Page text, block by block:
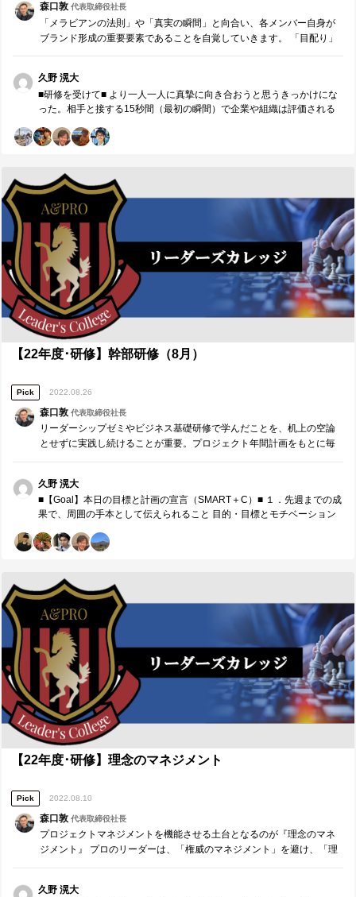
れように、具体的な指示と抽象的な話を織り交ぜながら、組織として
成長していく必要がある。 ３．今後の対策・計画 8～9月に少しずつ実
現することができた、本来目指すべきイベントの姿について、さらに
磨き上げながら時期感ごとに必要なことを盛り込み、実現する。 リー
示しながら、成長する機会を提供できるような伝え方も同時に行って
いき、組織として成長する。 そのために、同セクションのリーダー陣
との認識のすり合わせとこまめな共有は今まで以上に活性化する。
■【周囲への感謝】リーダーやコーチに具体的に感謝したいこと■ 誰か
ら、どのような価値を頂きましたか。（感謝の気持ちも一緒に） ※最
も潜在ニーズにアプローチし、必要であれば耳の痛いこともアドバイ
み） 井上さん、自分が目指す理想の実現のために必要なことについ
て、同じリーダーとしての目線と同時に、メンバーとしての目線から
もコーチングしていただき、双方の目線から必要なことについての手
がかりを提供してくださいました。 ◎鈴木さん、具体的な指示と抽象
的な話し方の使い分けに対する意見や、各メンバーの現状の状態・組
織状態という観点から見て必要なことについてコーチングしていただ
き、自分の今後の方針を明確にすることができました。
森口敦代表取締役社長
「メラビアンの法則」や「真実の瞬間」と向合い、各メンバー自身が
ブランド形成の重要要素であることを自覚していきます。 「目配り」
ル」「サービス」を理解・実践するのは当然。 「ホスピタリティ」
「おもてなし」を顧客・メンバーに提供したいリーダーのための研修
です。
久野 滉大
■研修を受けて■ より一人一人に真摯に向き合おうと思うきっかけにな
った。相手と接する15秒間（最初の瞬間）で企業や組織は評価される
る。価値を提供する相手である自分のエンターは26人おり、イベント
当者は自分と見られる。このことを改めて実感する機会になった。 ■今
後に向けて■ マナー・サービス・ホスピタリティ・おもてなしの違いを
理解した上で、一人一人に、目の前のことに誠実に向き合い続けるリ
ーダーであり続けたい。また、おもてなしやよりよい価値提供を実践
するために、相手とのコミュニケーションを行うのと同時に、設計側
であるメンバーとのコミュニケーションもより深めていきたい。その
ためには、ミーティングの設計等も重要になってくるので、どこを目
指すのか、目的は何かを明確にして、そのために必要な目の前のこと
に取り組んでいきたい。 ■研修講師（森口敦）へのメッセージ ■ 森口
さん、本日も貴重な機会をいただきありがとうございました。本日は
マナー研修ということで、なんとなく知っているものの深くは考えた
ことがないテーマについて学ぶことができ、さらにメンバーとともに
発展したところまで考えることができました。メンバーとのコミュニ
【22年度･研修】幹部研修（8月）
Pick 2022.08.26
森口敦代表取締役社長
リーダーシップゼミやビジネス基礎研修で学んだことを、机上の空論
とせずに実践し続けることが重要。プロジェクト年間計画をもとに毎
久野 滉大
■【Goal】本日の目標と計画の宣言（SMART＋C）■ １．先週までの成
果で、周囲の手本として伝えられること 目的・目標とモチベーション
人一人の次の動きや成し遂げた先の世界観について共通認識を持つこ
対応することなど、プロジェクトマネジメントにおいて重要なことを
実施することで、今後自分たちにおいて重要なプロジェクトを推進し
ていく際に適切な対応ができる。 ３．本日、誰に対し、どのような価
値を具体的に提供したいか チームメンバーに対し、限られた時間の中
でコーチングを行い、自分と同じチームでよかったと思われるような
価値を提供したい。 同じリーダー陣同士で共通認識を持ち、今どのテ
ーマについて話しているのかを明確にすることで議論を活性化させ
て、より濃密な価値提供をお互いにし合えるようにしたい。 チームリ
ーダーの2人には自身の経験と全体観を交えながら、3Q最初の振り返り
に価値を提供したい。 ■【Measure・Analyze・NextPlan】本日の振返
り■ １．現状・成果の把握 メンバーとの1on1を通してできたことなど
について、限られた時間の中で集中してコーチングを行うことができ
た。特に今の時期、チームリーダーはメンバーのモチベーションの維
プとして、最初に相談事項を伝えた上で共有を行ったり、概念化して
伝えたりということがあたりまえにできていたため、共通認識をもっ
たうえでコーチングをお互いにできた点は良かった。 ２．ギャップの
分析・課題の抽出 以前よりはリーダーとして全体の時間も見ながらコ
ーチングを行ったりディスカッションを促したりすることができたも
る必要がある。 また、イベントの質と組織体制の改善と向上につい
【22年度･研修】理念のマネジメント
Pick 2022.08.10
森口敦代表取締役社長
プロジェクトマネジメントを機能させる土台となるのが『理念のマネ
ジメント』 プロのリーダーは、「権威のマネジメント」を避け、「理
リーダーのための研修です。
久野 滉大